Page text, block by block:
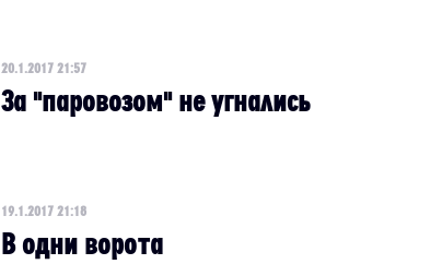
20.1.2017 21:57
За "паровозом" не угнались
19.1.2017 21:18
В одни ворота